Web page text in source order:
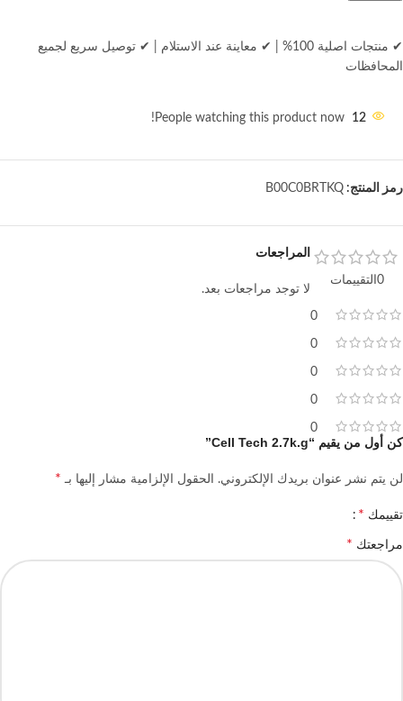
✔ منتجات اصلية 100% ✔ معاينة عند الاستلام
✔ توصيل سريع لجميع
المحافظات
12
People watching this product now!
رمز المنتج: B00C0BRTKQ
0التقييمات
0
0
0
0
0
المراجعات
لا توجد مراجعات بعد.
كن أول من يقيم “Cell Tech 2.7k.g”
لن يتم نشر عنوان بريدك الإلكتروني. الحقول الإلزامية مشار إليها بـ *
تقييمك *
مراجعتك *